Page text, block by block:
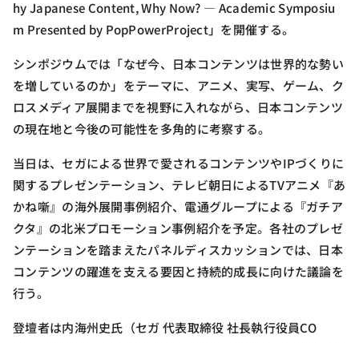
hy Japanese Content, Why Now? — Academic Symposiu
m Presented by PopPowerProject」を開催する。
シンポジウムでは「なぜ今、日本コンテンツは世界的な勢い
を増しているのか」をテーマに、アニメ、実写、ゲーム、ク
ロスメディア展開までを視野に入れながら、日本コンテンツ
の現在地と今後の可能性を多角的に考察する。
当日は、セガによる世界で愛されるコンテンツやIPづくりに
関するプレゼンテーション、テレビ朝日によるTVアニメ『あ
かね噺』の海外展開事例紹介、電通グループによる『ガチア
クタ』の北米プロモーション事例紹介を予定。各社のプレゼ
ンテーションを踏まえたパネルディスカッションでは、日本
コンテンツの躍進を支える要因と持続的成長に向けた議論を
行う。
登壇者は内海州史氏（セガ 代表取締役 社長執行役員CO